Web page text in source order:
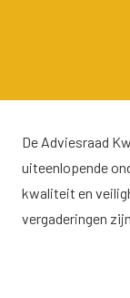
De Adviesraad
uiteenlopende
kwaliteit en
vergaderingen